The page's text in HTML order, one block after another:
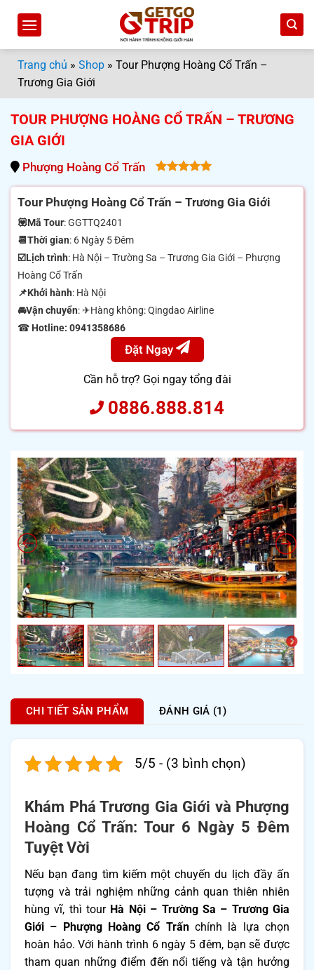
dungTrang chủ » Shop » Tour Phượng Hoàng Cổ Trấn –
Trương Gia Giới
TOUR PHƯỢNG HOÀNG CỔ TRẤN – TRƯƠNG
GIA GIỚI
Phượng Hoàng Cổ Trấn
5.00
of 5
Tour Phượng Hoàng Cổ Trấn – Trương Gia Giới
💟Mã Tour: GGTTQ2401
📆Thời gian: 6 Ngày 5 Đêm
☑️Lịch trình: Hà Nội – Trường Sa – Trương Gia Giới – Phượng
Hoàng Cổ Trấn
📌Khởi hành: Hà Nội
🚘Vận chuyển: ✈Hàng không: Qingdao Airline
☎ Hotline: 0941358686
Đặt Ngay
Cần hỗ trợ? Gọi ngay tổng đài
0886.888.814
CHI TIẾT SẢN PHẨM ĐÁNH GIÁ (1)
5/5 - (3 bình chọn)
Khám Phá Trương Gia Giới và Phượng
Hoàng Cổ Trấn: Tour 6 Ngày 5 Đêm
Tuyệt Vời
Nếu bạn đang tìm kiếm một chuyến du lịch đầy ấn
tượng và trải nghiệm những cảnh quan thiên nhiên
hùng vĩ, thì tour Hà Nội – Trường Sa – Trương Gia
Giới – Phượng Hoàng Cổ Trấnchính là lựa chọn
hoàn hảo. Với hành trình 6 ngày 5 đêm, bạn sẽ được
tham quan những điểm đến nổi tiếng và tận hưởng